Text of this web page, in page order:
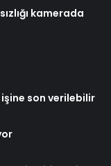
kamerada
işine son verilebilir